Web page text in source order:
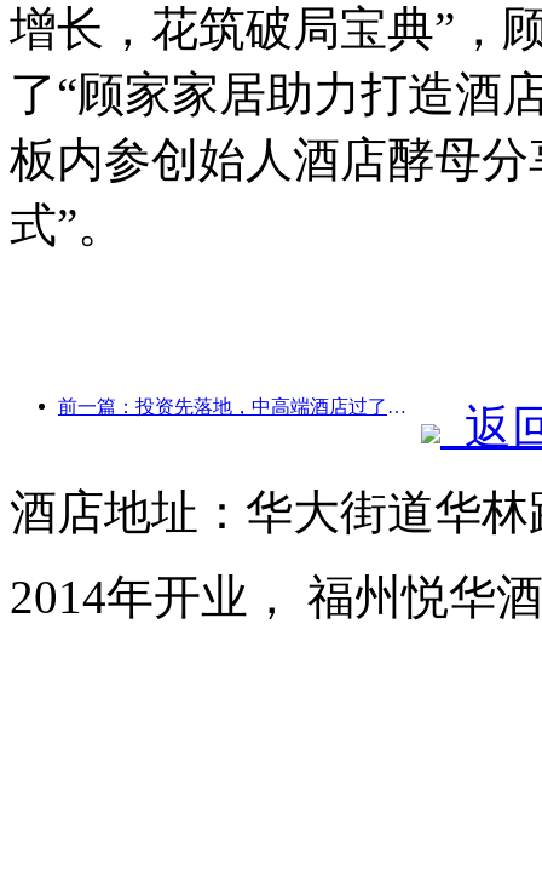
增长，花筑破局宝典”，
了“顾家家居助力打造酒
板内参创始人酒店酵母
式”。
前一篇：投资先落地，中高端酒店过了炒概念的时候
返
酒店地址：华大街道华林
2014年开业， 福州悦